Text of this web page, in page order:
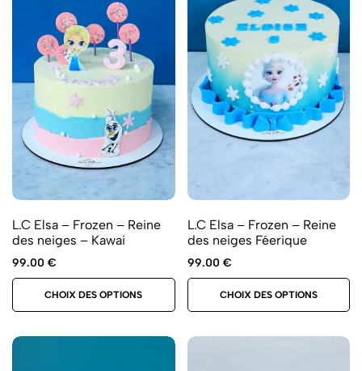
L.C Elsa – Frozen – Reine
des neiges – Kawai
99.00 €
CHOIX DES OPTIONS
L.C Elsa – Frozen – Reine
des neiges Féerique
99.00 €
CHOIX DES OPTIONS